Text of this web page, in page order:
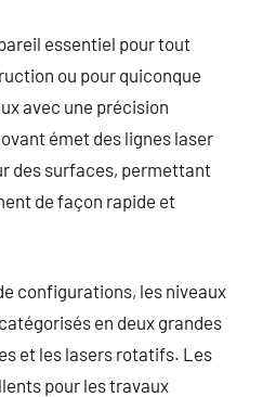
essentiel pour tout
ou pour quiconque
avec une précision
émet des lignes laser
des surfaces, permettant
de façon rapide et
configurations, les niveaux
en deux grandes
et les lasers rotatifs. Les
pour les travaux